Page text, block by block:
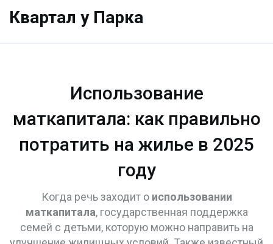
Квартал у Парка
Использование
маткапитала: как правильно
потратить на жилье в 2025
году
Когда речь заходит о использовании
маткапитала, государственная поддержка
семей с детьми, которую можно направить на